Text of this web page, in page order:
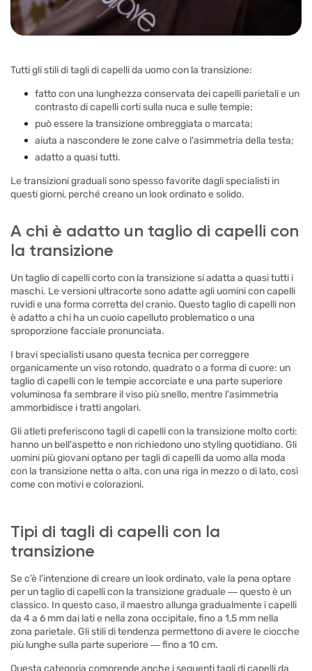
Tutti gli stili di tagli di capelli da uomo con la transizione:
fatto con una lunghezza conservata dei capelli parietali e un
contrasto di capelli corti sulla nuca e sulle tempie;
può essere la transizione ombreggiata o marcata;
aiuta a nascondere le zone calve o l'asimmetria della testa;
adatto a quasi tutti.
Le transizioni graduali sono spesso favorite dagli specialisti in
questi giorni, perché creano un look ordinato e solido.
A chi è adatto un taglio di capelli con
la transizione
Un taglio di capelli corto con la transizione si adatta a quasi tutti i
maschi. Le versioni ultracorte sono adatte agli uomini con capelli
ruvidi e una forma corretta del cranio. Questo taglio di capelli non
è adatto a chi ha un cuoio capelluto problematico o una
sproporzione facciale pronunciata.
I bravi specialisti usano questa tecnica per correggere
organicamente un viso rotondo, quadrato o a forma di cuore: un
taglio di capelli con le tempie accorciate e una parte superiore
voluminosa fa sembrare il viso più snello, mentre l'asimmetria
ammorbidisce i tratti angolari.
Gli atleti preferiscono tagli di capelli con la transizione molto corti:
hanno un bell'aspetto e non richiedono uno styling quotidiano. Gli
uomini più giovani optano per tagli di capelli da uomo alla moda
con la transizione netta o alta, con una riga in mezzo o di lato, così
come con motivi e colorazioni.
Tipi di tagli di capelli con la
transizione
Se c’è l’intenzione di creare un look ordinato, vale la pena optare
per un taglio di capelli con la transizione graduale ― questo è un
classico. In questo caso, il maestro allunga gradualmente i capelli
da 4 a 6 mm dai lati e nella zona occipitale, fino a 1,5 mm nella
zona parietale. Gli stili di tendenza permettono di avere le ciocche
più lunghe sulla parte superiore ― fino a 10 cm.